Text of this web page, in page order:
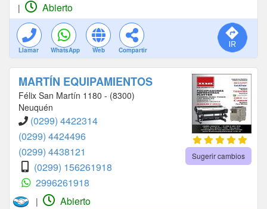
| Abierto
Llamar WhatsApp Web Compartir
MARTÍN EQUIPAMIENTOS
Félix San Martín 1180 - (8300)
Neuquén
(0299) 4422314
(0299) 4424496
(0299) 4438121
(0299) 156261918
2996261918
Sugerir cambios
| Abierto